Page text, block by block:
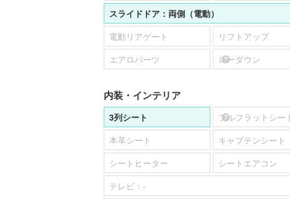
スライドドア： 両側（電動）
電動リアゲート
リフトアップ
エアロパーツ
ローダウン
内装・インテリア
3列シート フルフラットシー
本革シート
キャプテンシート
シートヒーター
シートエアコン
テレビ： -